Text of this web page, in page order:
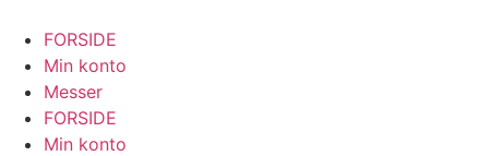
FORSIDE
Min konto
Messer
FORSIDE
Min konto